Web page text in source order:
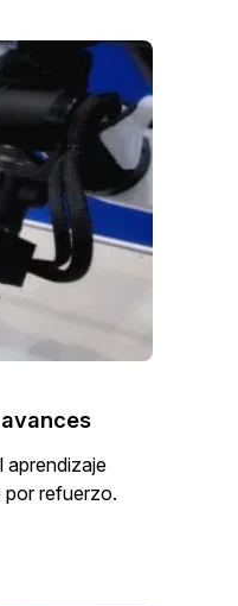
aprendizaje
por refuerzo.